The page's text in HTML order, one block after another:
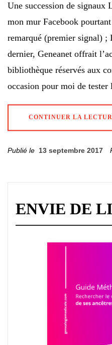
Une succession de signaux
mon mur Facebook
remarqué (premier signal) ;
dernier, Geneanet offrait
bibliothèque réservés aux
occasion pour moi de tester
CONTINUER LA
Publié le 13 septembre 2017
ENVIE DE